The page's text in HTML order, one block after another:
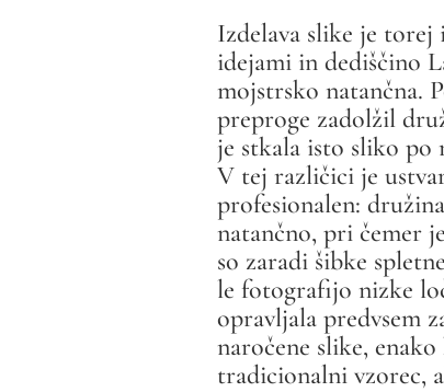
Izdelava slike je torej
idejami in dediščino
mojstrsko natančna.
preproge zadolžil
je stkala isto sliko po
V tej različici je
profesionalen:
natančno, pri čemer
so zaradi šibke
le fotografijo nizke
opravljala predvsem
naročene slike,
tradicionalni vzorec,